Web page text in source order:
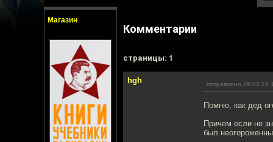
Магазин
Комментарии
cтраницы: 1
hgh отправлено 26.07.19
Помню, как дед
Причем если не
был